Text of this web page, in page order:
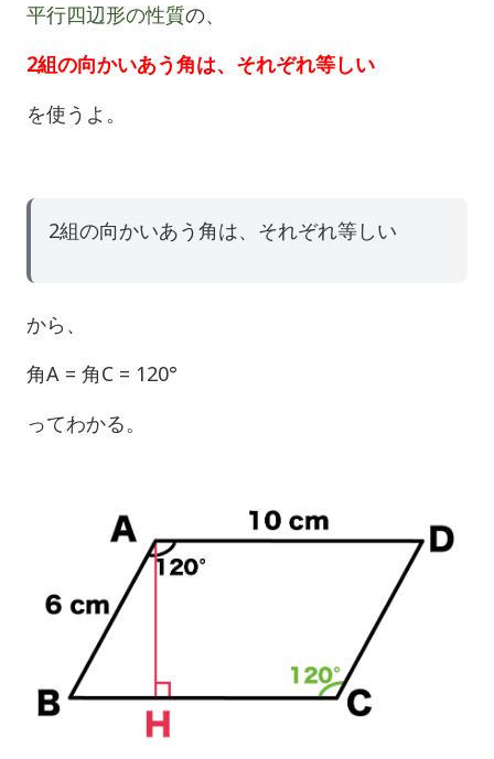
平行四辺形の性質の、
2組の向かいあう角は、それぞれ等しい
を使うよ。
2組の向かいあう角は、それぞれ等しい
から、
角A = 角C = 120°
ってわかる。